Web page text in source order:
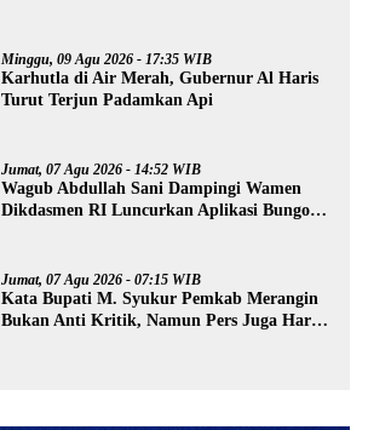
Minggu, 09 Agu 2026 - 17:35 WIB
Karhutla di Air Merah, Gubernur Al Haris
Turut Terjun Padamkan Api
Jumat, 07 Agu 2026 - 14:52 WIB
Wagub Abdullah Sani Dampingi Wamen
Dikdasmen RI Luncurkan Aplikasi Bungo
Jumat, 07 Agu 2026 - 07:15 WIB
Kata Bupati M. Syukur Pemkab Merangin
Bukan Anti Kritik, Namun Pers Juga Harus